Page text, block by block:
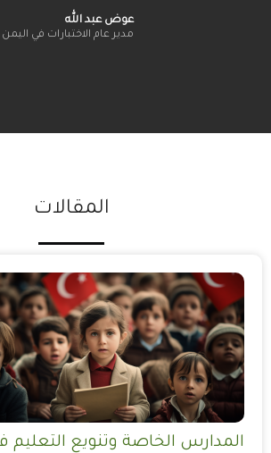
عوض عبد الله
مدير عام الاختبارات في اليمن
المقالات
المدارس الخاصة وتنويع التعليم